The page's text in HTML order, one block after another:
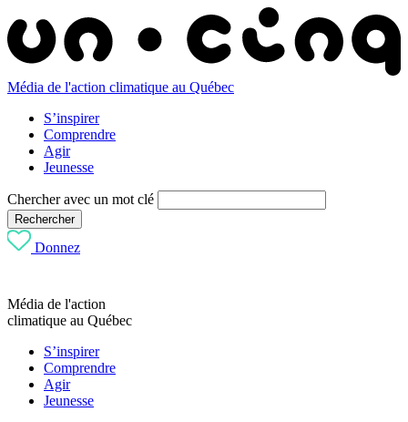
Média de l'action climatique au Québec
S’inspirer
Comprendre
Agir
Jeunesse
Chercher avec un mot clé
Rechercher
Donnez
Média de l'action
climatique au Québec
S’inspirer
Comprendre
Agir
Jeunesse